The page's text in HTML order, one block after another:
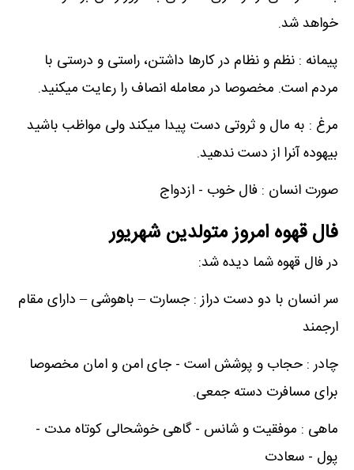
خواهد شد.
پیمانه : نظم و نظام در کارها داشتن، راستی و درستی با
مردم است. مخصوصا در معامله انصاف را رعایت میکنید.
مرغ : به مال و ثروتی دست پیدا میکند ولی مواظب باشید
بیهوده آنرا از دست ندهید.
صورت انسان : فال خوب - ازدواج
فال قهوه امروز متولدین شهریور
در فال قهوه شما دیده شد:
سر انسان با دو دست دراز : جسارت – باهوشی – دارای مقام
ارجمند
چادر : حجاب و پوشش است - جای امن و امان مخصوصا
برای مسافرت دسته جمعی.
ماهی : موفقیت و شانس - گاهی خوشحالی کوتاه مدت -
پول - سعادت